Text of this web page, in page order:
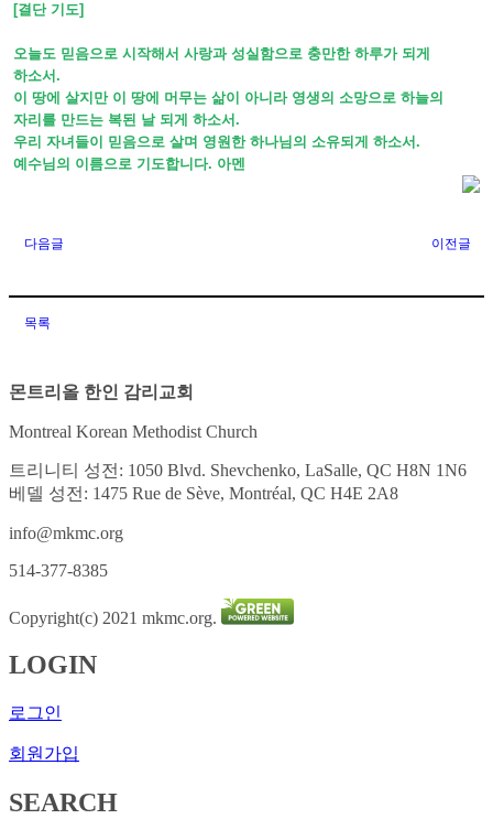
[결단 기도]
오늘도 믿음으로 시작해서 사랑과 성실함으로 충만한 하루가 되게
하소서.
이 땅에 살지만 이 땅에 머무는 삶이 아니라 영생의 소망으로 하늘의
자리를 만드는 복된 날 되게 하소서.
우리 자녀들이 믿음으로 살며 영원한 하나님의 소유되게 하소서 .
예수님의 이름으로 기도합니다. 아멘
다음글 이전글
목록
몬트리올 한인 감리교회
Montreal Korean Methodist Church
트리니티 성전: 1050 Blvd. Shevchenko, LaSalle, QC H8N 1N6
베델 성전: 1475 Rue de Sève, Montréal, QC H4E 2A8
info@mkmc.org
514-377-8385
Copyright(c) 2021 mkmc.org.
LOGIN
로그인
회원가입
SEARCH